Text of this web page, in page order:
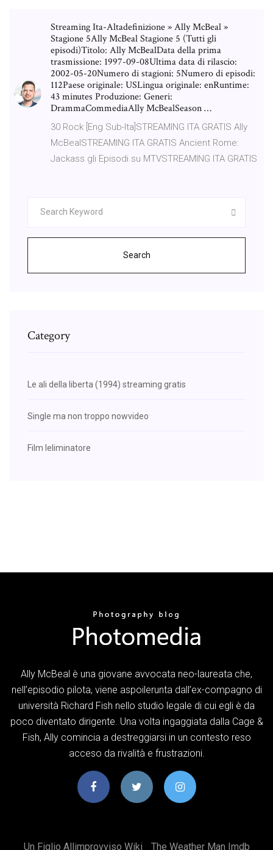
Streaming Ita-Altadefinizione » Ally McBeal »
Stagione 5Ally McBeal Stagione 5 (Tutti gli
episodi)Titolo: Ally McBealData della prima
trasmissione: 1997-09-08Ultima data di rilascio:
2002-05-20Numero di stagioni: 5Numero di episodi:
112Paese originale: USLingua originale: enRuntime:
43 minutes Produzione: Generi:
DrammaCommediaAlly McBealSeason …
30 Rock [Eng Sub-Ita]STREAMING ITA GRATIS Ally
McBealSTREAMING ITA GRATIS Ancient Rome:
Jackass gli Episodi su MTVSTREAMING ITA GRATIS
Search
Category
Le ali della liberta (1994) streaming gratis
Single ma non troppo nowvideo
Film leliminatore
Ally McBeal è una giovane avvocata neo-laureata che,
nell’episodio pilota, viene aspoilerunta dall’ex-compagno di
università Richard Fish nello studio legale di cui egli è da
poco diventato dirigente. Una volta ingaggiata dalla Cage &
Fish, Ally comincia a destreggiarsi in un contesto reso
acceso da rivalità e frustrazioni.
Un Figlio Allimprovviso Wiki The Weather Man Imdb